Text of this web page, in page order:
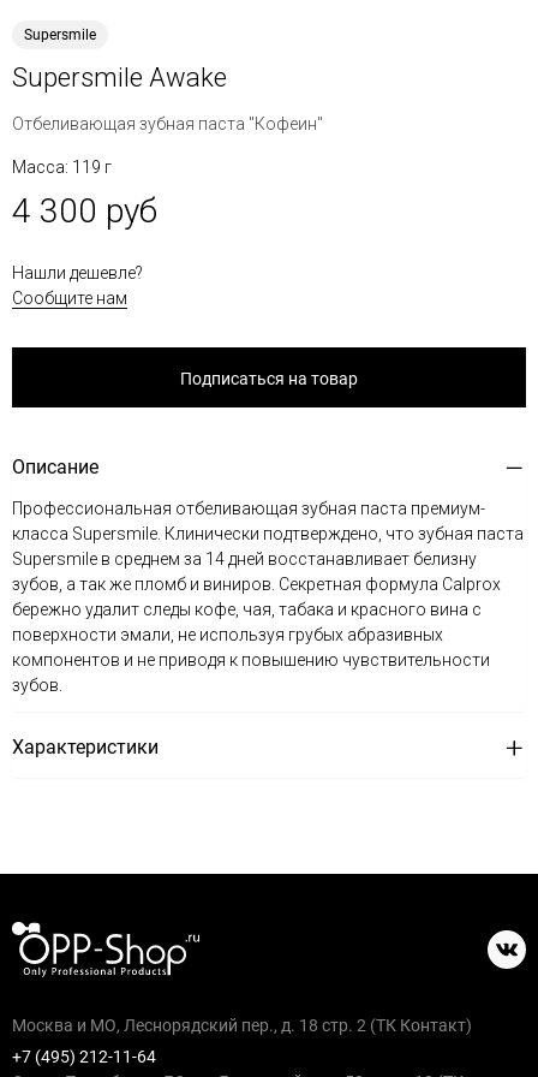
Supersmile
Supersmile Awake
Отбеливающая зубная паста "Кофеин"
Масса: 119 г
4 300 руб
Нашли дешевле?
Сообщите нам
Подписаться на товар
Описание
Профессиональная отбеливающая зубная паста премиум-
класса Supersmile. Клинически подтверждено, что зубная паста
Supersmile в среднем за 14 дней восстанавливает белизну
зубов, а так же пломб и виниров. Секретная формула Calprox
бережно удалит следы кофе, чая, табака и красного вина с
поверхности эмали, не используя грубых абразивных
компонентов и не приводя к повышению чувствительности
зубов.
Характеристики
Москва и МО, Леснорядский пер., д. 18 стр. 2 (ТК Контакт)
+7 (495) 212-11-64